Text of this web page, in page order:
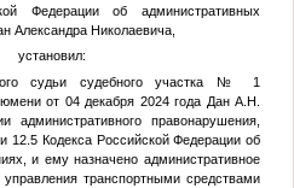
Федерации об административных
Александра Николаевича,
установил:
судьи судебного участка № 1
от 04 декабря 2024 года Дан А.Н.
правонарушения,
12.5 Кодекса Российской Федерации об
и ему назначено административное
транспортными средствами